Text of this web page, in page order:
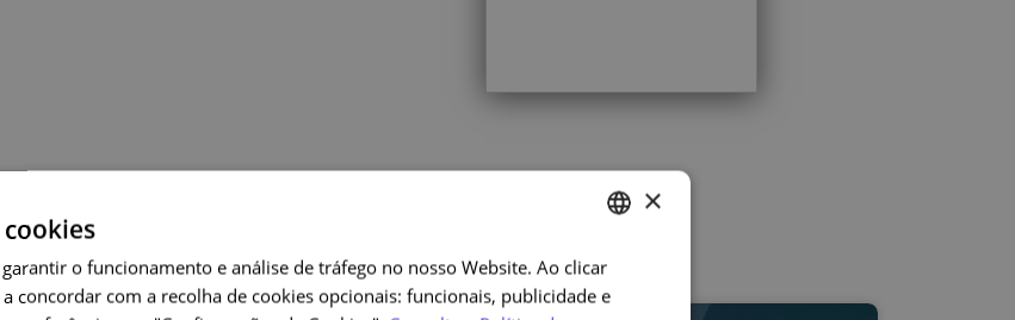
Cursos relacionados
PORTUGUESE
ENGLISH
×
o funcionamento e análise de tráfego no nosso Website. Ao clicar
concordar com a recolha de cookies opcionais: funcionais, publicidade e